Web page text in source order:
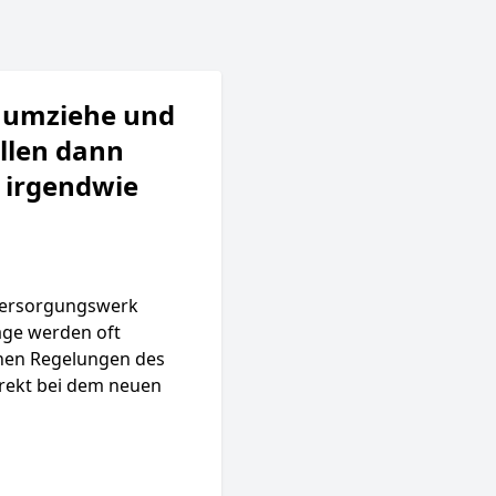
und
dann
irgendwie
werden oft
Regelungen des
bei dem neuen